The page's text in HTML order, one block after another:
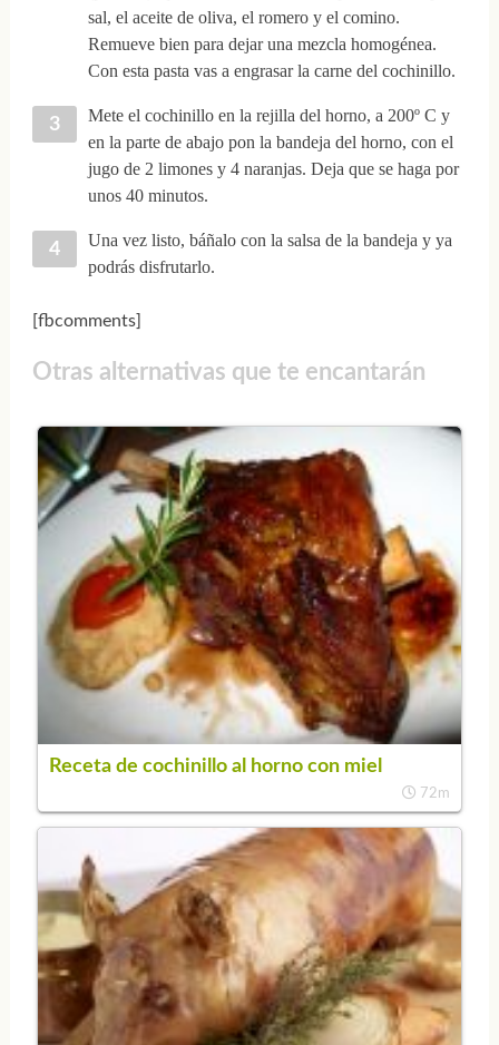
sal, el aceite de oliva, el romero y el comino.
Remueve bien para dejar una mezcla homogénea.
Con esta pasta vas a engrasar la carne del cochinillo.
Mete el cochinillo en la rejilla del horno, a 200º C y
en la parte de abajo pon la bandeja del horno, con el
jugo de 2 limones y 4 naranjas. Deja que se haga por
unos 40 minutos.
Una vez listo, báñalo con la salsa de la bandeja y ya
podrás disfrutarlo.
[fbcomments]
Otras alternativas que te encantarán
Receta de cochinillo al horno con miel
72m